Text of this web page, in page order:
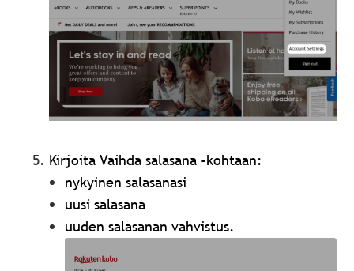
Kirjoita Vaihda salasana -kohtaan:
nykyinen salasanasi
uusi salasana
uuden salasanan vahvistus.